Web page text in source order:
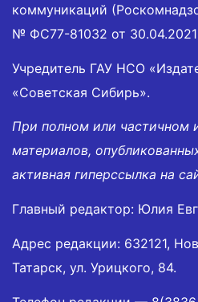
коммуникаций
№ ФС77-81032 от 30.04.2021
Учредитель ГАУ НСО
«Советская Сибирь».
При полном или частичном
материалов,
активная гиперссылка на
Главный редактор: Юлия
Адрес редакции: 632121,
Татарск, ул. Урицкого, 84.